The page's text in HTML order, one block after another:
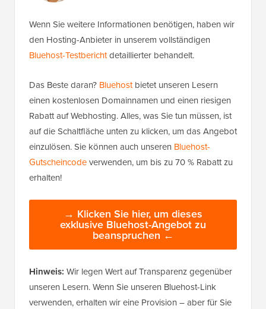
Wenn Sie weitere Informationen benötigen, haben wir
den Hosting-Anbieter in unserem vollständigen
Bluehost-Testberichtdetaillierter behandelt.
Das Beste daran? Bluehostbietet unseren Lesern
einen kostenlosen Domainnamen und einen riesigen
Rabatt auf Webhosting. Alles, was Sie tun müssen, ist
auf die Schaltfläche unten zu klicken, um das Angebot
einzulösen. Sie können auch unseren Bluehost-
Gutscheincodeverwenden, um bis zu 70 % Rabatt zu
erhalten!
→ Klicken Sie hier, um dieses
exklusive Bluehost-Angebot zu
beanspruchen ←
Hinweis: Wir legen Wert auf Transparenz gegenüber
unseren Lesern. Wenn Sie unseren Bluehost-Link
verwenden, erhalten wir eine Provision – aber für Sie